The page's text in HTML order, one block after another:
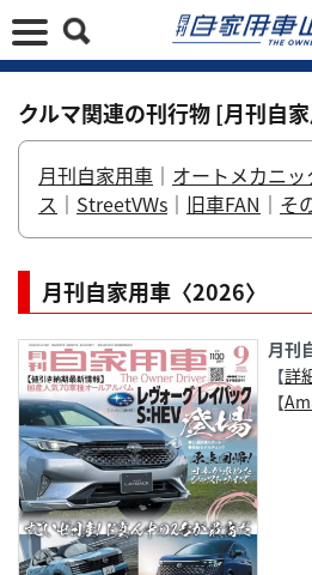
クルマ関連の刊行物 [月刊自
月刊自家用車 ｜ オートメカニッ
ス ｜ StreetVWs ｜ 旧車FAN ｜ そ
月刊自家用車〈2026〉
月刊
【詳
【